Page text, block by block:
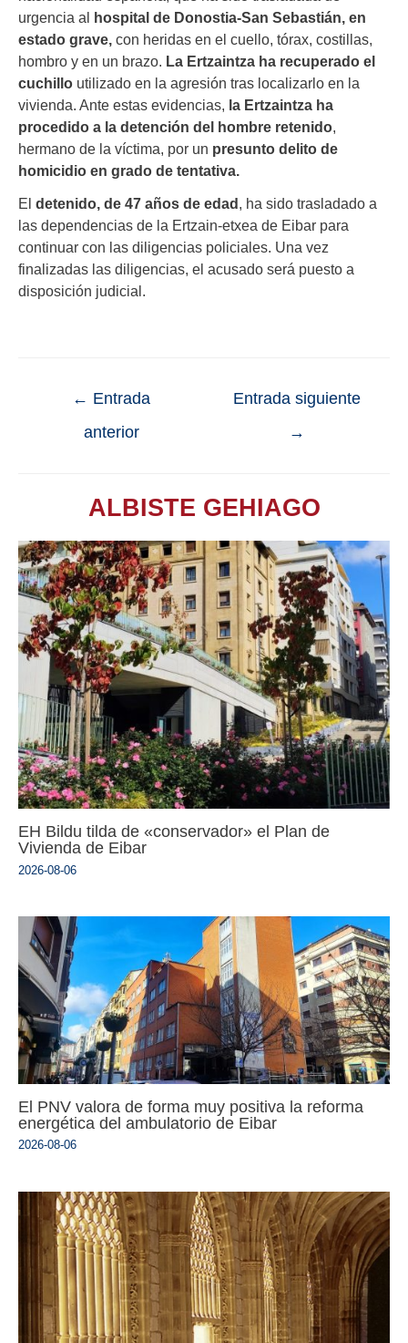
urgencia al hospital de Donostia-San Sebastián, en
estado grave, con heridas en el cuello, tórax, costillas,
hombro y en un brazo. La Ertzaintza ha recuperado el
cuchillo utilizado en la agresión tras localizarlo en la
vivienda. Ante estas evidencias, la Ertzaintza ha
procedido a la detención del hombre retenido,
hermano de la víctima, por un presunto delito de
homicidio en grado de tentativa.
El detenido, de 47 años de edad, ha sido trasladado a
las dependencias de la Ertzain-etxea de Eibar para
continuar con las diligencias policiales. Una vez
finalizadas las diligencias, el acusado será puesto a
disposición judicial.
← Entrada
anterior
Entrada siguiente
→
ALBISTE GEHIAGO
EH Bildu tilda de «conservador» el Plan de
Vivienda de Eibar
2026-08-06
El PNV valora de forma muy positiva la reforma
energética del ambulatorio de Eibar
2026-08-06